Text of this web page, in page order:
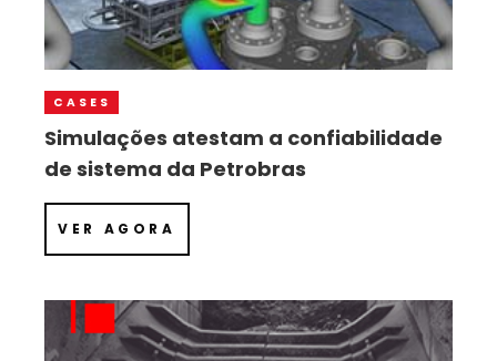
CASES
Simulações atestam a confiabilidade
de sistema da Petrobras
VER AGORA